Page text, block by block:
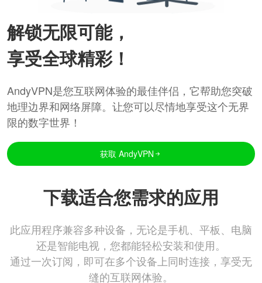
解锁无限可能，
享受全球精彩！
AndyVPN是您互联网体验的最佳伴侣，它帮助您突破
地理边界和网络屏障。让您可以尽情地享受这个无界
限的数字世界！
获取 AndyVPN
下载适合您需求的应用
此应用程序兼容多种设备，无论是手机、平板、电脑
还是智能电视，您都能轻松安装和使用。
通过一次订阅，即可在多个设备上同时连接，享受无
缝的互联网体验。